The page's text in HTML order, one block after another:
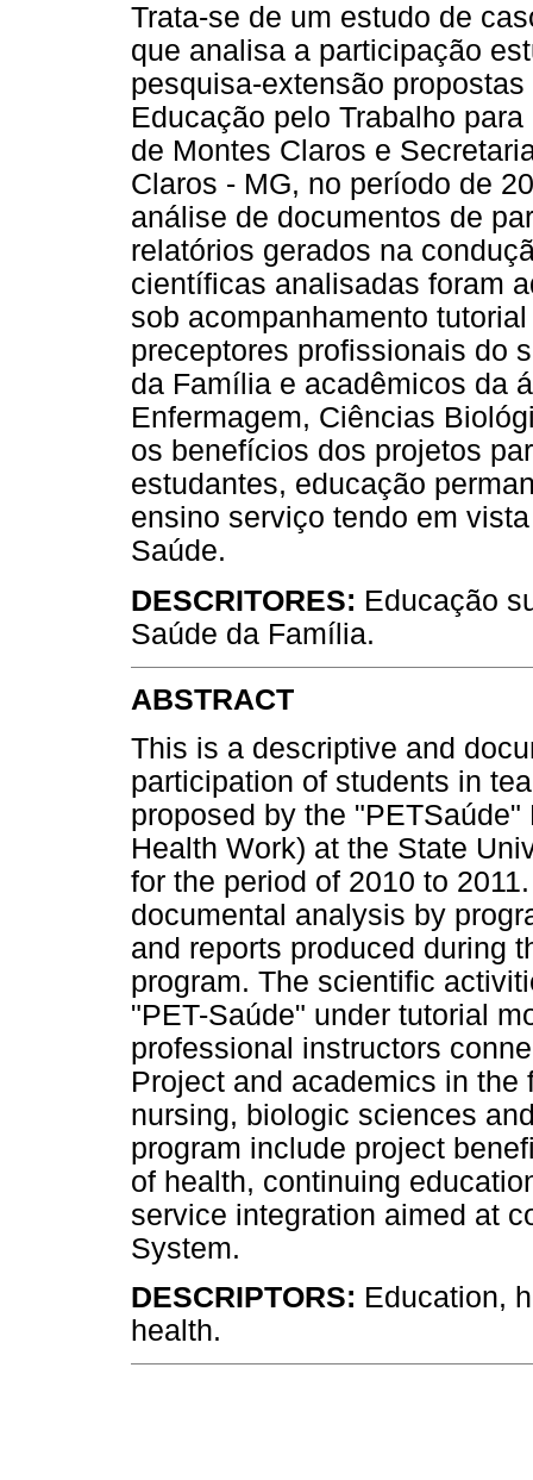
Trata-se de um estudo de
que analisa a participação
pesquisa-extensão
Educação pelo Trabalho
de Montes Claros e
Claros - MG, no período de
análise de documentos de
relatórios gerados na
científicas analisadas foram
sob acompanhamento
preceptores profissionais do
da Família e acadêmicos da
Enfermagem, Ciências
os benefícios dos projetos
estudantes, educação
ensino serviço tendo em
Saúde.
DESCRITORES: Educação
Saúde da Família.
ABSTRACT
This is a descriptive and
participation of students in
proposed by the
Health Work) at the State
for the period of 2010 to
documental analysis by
and reports produced during
program. The scientific
"PET-Saúde" under tutorial
professional instructors
Project and academics in
nursing, biologic sciences
program include project
of health, continuing
service integration aimed at
System.
DESCRIPTORS: Education,
health.